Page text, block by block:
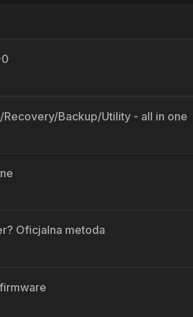
Backup/Utility - all in one
Oficjalna metoda